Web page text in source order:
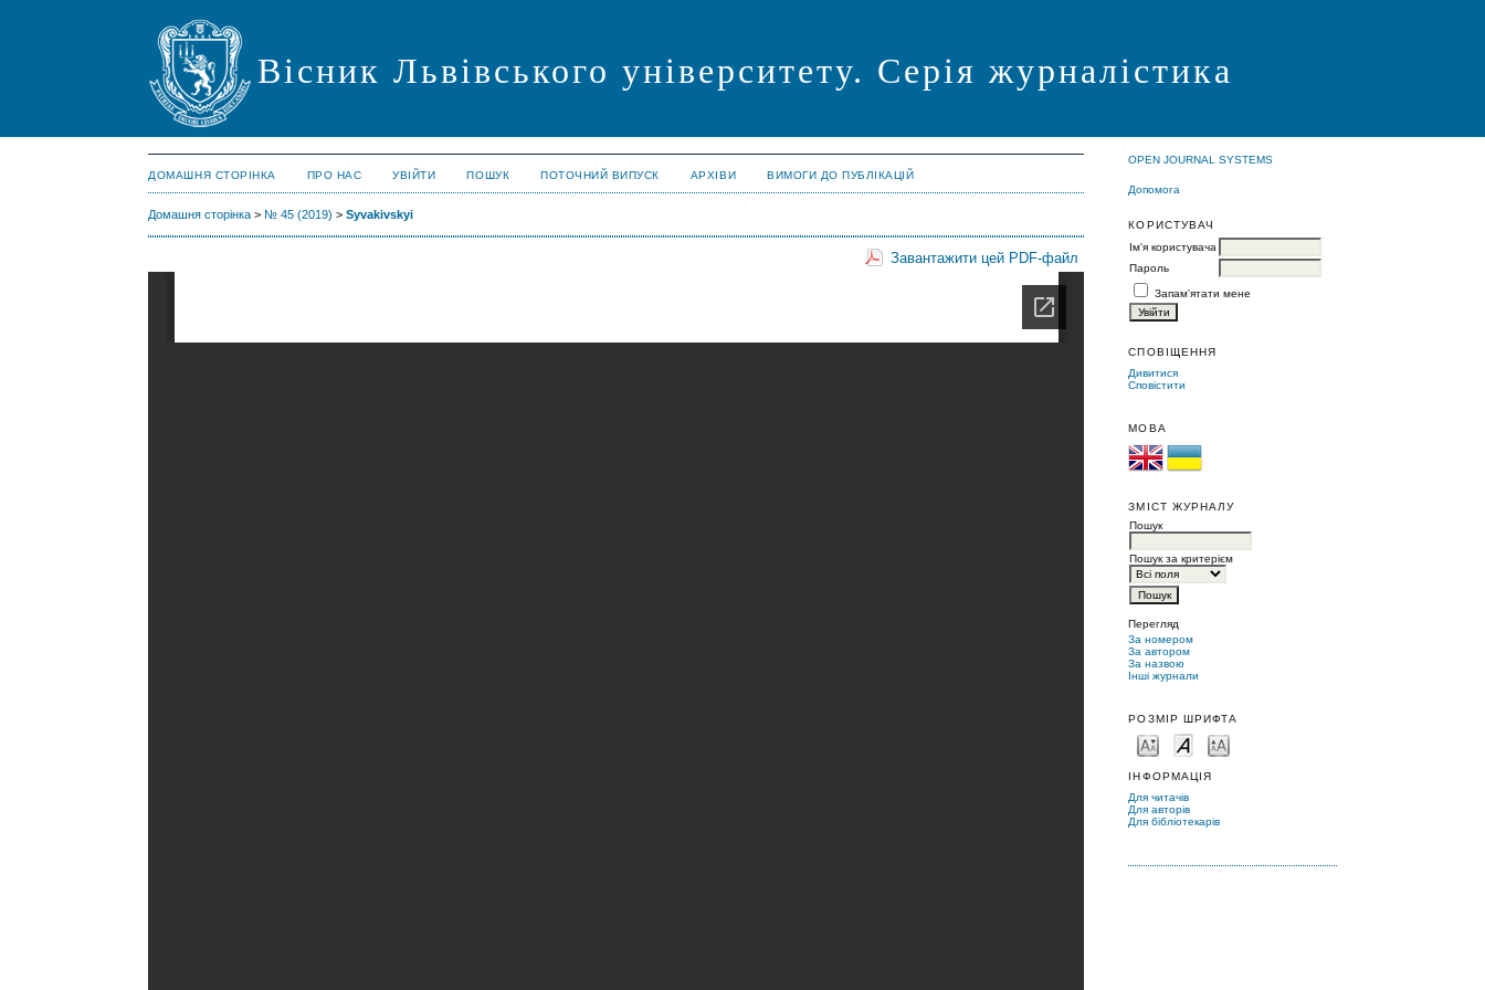
Вісник Львівського університету. Серія журналістика
OPEN JOURNAL SYSTEMS
Допомога
КОРИСТУВАЧ
Ім'я користувача
Пароль
Запам'ятати мене
СПОВІЩЕННЯ
Дивитися
Сповістити
МОВА
ЗМІСТ ЖУРНАЛУ
Пошук
Пошук за критерієм
Перегляд
За номером
За автором
За назвою
Інші журнали
РОЗМІР ШРИФТА
ІНФОРМАЦІЯ
Для читачів
Для авторів
Для бібліотекарів
ДОМАШНЯ СТОРІНКА ПРО НАС УВІЙТИ ПОШУК ПОТОЧНИЙ ВИПУСК АРХІВИ ВИМОГИ ДО ПУБЛІКАЦІЙ
Домашня сторінка > № 45 (2019) >Syvakivskyi
Завантажити цей PDF-файл